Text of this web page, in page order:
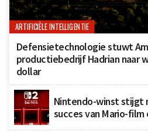
ARTIFICIËLE INTELLIGENTIE
Defensietechnologie stuwt
productiebedrijf Hadrian naar
dollar
Nintendo-winst stijgt
succes van Mario-film